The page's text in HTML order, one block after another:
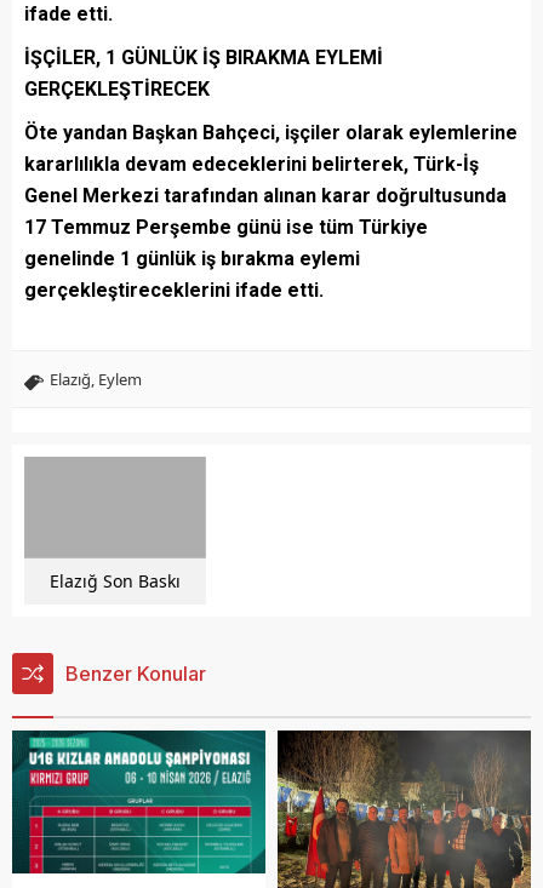
ifade etti.
İŞÇİLER, 1 GÜNLÜK İŞ BIRAKMA EYLEMİ
GERÇEKLEŞTİRECEK
Öte yandan Başkan Bahçeci, işçiler olarak eylemlerine
kararlılıkla devam edeceklerini belirterek, Türk-İş
Genel Merkezi tarafından alınan karar doğrultusunda
17 Temmuz Perşembe günü ise tüm Türkiye
genelinde 1 günlük iş bırakma eylemi
gerçekleştireceklerini ifade etti.
Elazığ, Eylem
Elazığ Son Baskı
Benzer Konular